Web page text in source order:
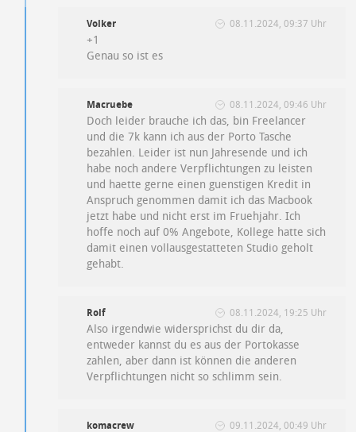
Volker 08.11.2024, 09:37 Uhr
+1
Genau so ist es
Macruebe 08.11.2024, 09:46 Uhr
Doch leider brauche ich das, bin Freelancer
und die 7k kann ich aus der Porto Tasche
bezahlen. Leider ist nun Jahresende und ich
habe noch andere Verpflichtungen zu leisten
und haette gerne einen guenstigen Kredit in
Anspruch genommen damit ich das Macbook
jetzt habe und nicht erst im Fruehjahr. Ich
hoffe noch auf 0% Angebote, Kollege hatte sich
damit einen vollausgestatteten Studio geholt
gehabt.
Rolf 08.11.2024, 19:25 Uhr
Also irgendwie widersprichst du dir da,
entweder kannst du es aus der Portokasse
zahlen, aber dann ist können die anderen
Verpflichtungen nicht so schlimm sein.
komacrew 09.11.2024, 00:49 Uhr